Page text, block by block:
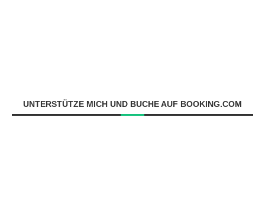
UNTERSTÜTZE MICH UND BUCHE AUF BOOKING.COM